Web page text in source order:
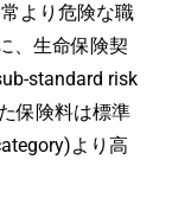
より危険な職
、生命保険契
standard risk
保険料は標準
より高